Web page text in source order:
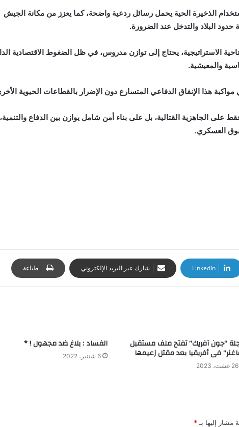
الذخيرة الحية يحمل رسائل ردعية واضحة، كما يعزز من مكانة الجيش
حدود البلاد والتدخل عند الضرورة.
الاستراتيجية، يحتاج إلى توازن مدروس، في ظل الضغوط الاقتصادية
والمعيشية.
هذا الإنفاق الدفاعي المتسارع دون الإضرار بالقطاعات الحيوية
الجاهزية القتالية، بل على بناء أمن شامل يوازن بين الدفاع والتنمية،
العسكري.
LinkedIn شارك عبر البريد الإلكتروني طباعة
“جون آفريك” تفتح ملف مستقبل
فى أفريقيا بعد مقتل زعيمها
26 غشت، 2023
الفساد : بلاغ ضد مجهول ! *
6 شتنبر، 2022
مشار إليها بـ *